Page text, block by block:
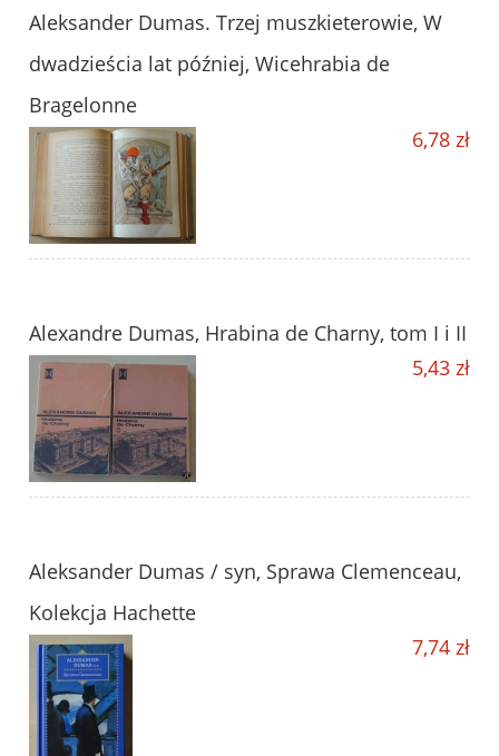
Aleksander Dumas. Trzej muszkieterowie, W
dwadzieścia lat później, Wicehrabia de
Bragelonne
6,78 zł
Alexandre Dumas, Hrabina de Charny, tom I i II
5,43 zł
Aleksander Dumas / syn, Sprawa Clemenceau,
Kolekcja Hachette
7,74 zł